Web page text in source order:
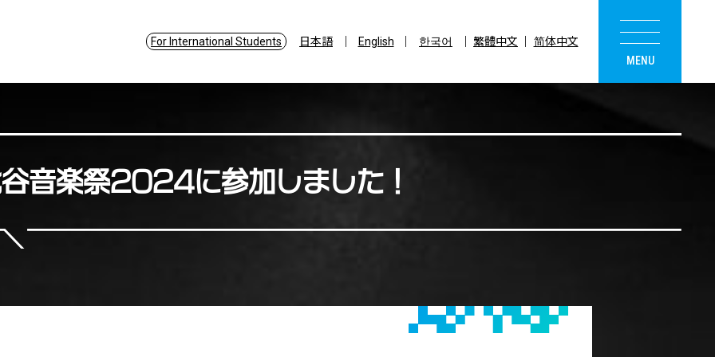
For International Students 日本語 English 한국어 繁體中文 简体中文
音楽祭2024に参加しました！